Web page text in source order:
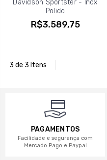
Davidson Sportster - Inox
Polido
R$3.589,75
3 de 3 Itens
PAGAMENTOS
Facilidade e segurança com
Mercado Pago e Paypal